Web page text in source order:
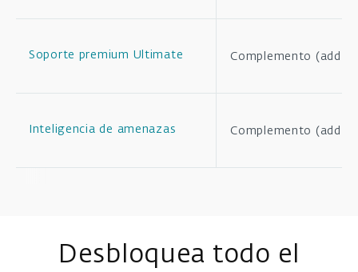
Soporte premium Ultimate Complemento (add-
Inteligencia de amenazas Complemento (add-
Desbloquea todo el